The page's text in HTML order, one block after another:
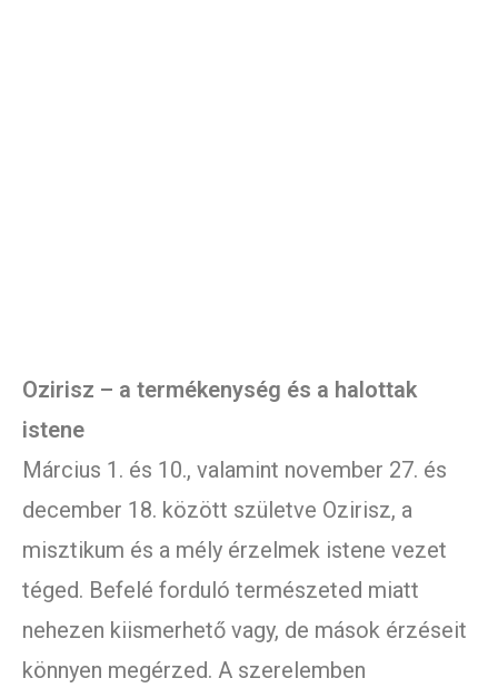
Ozirisz – a termékenység és a halottak
istene
Március 1. és 10., valamint november 27. és
december 18. között születve Ozirisz, a
misztikum és a mély érzelmek istene vezet
téged. Befelé forduló természeted miatt
nehezen kiismerhető vagy, de mások érzéseit
könnyen megérzed. A szerelemben